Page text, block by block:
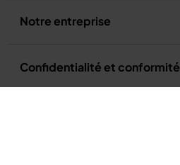
Notre entreprise
Confidentialité et conformité